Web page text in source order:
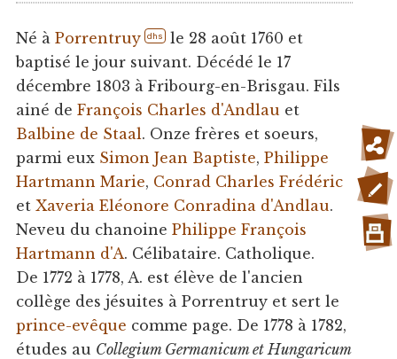
Né à Porrentruy dhs le 28 août 1760 et
baptisé le jour suivant. Décédé le 17
décembre 1803 à Fribourg-en-Brisgau. Fils
ainé de François Charles d'Andlau et
Balbine de Staal. Onze frères et soeurs,
parmi eux Simon Jean Baptiste, Philippe
Hartmann Marie, Conrad Charles Frédéric
et Xaveria Eléonore Conradina d'Andlau.
Neveu du chanoine Philippe François
Hartmann d'A. Célibataire. Catholique.
De 1772 à 1778, A. est élève de l'ancien
collège des jésuites à Porrentruy et sert le
prince-evêque comme page. De 1778 à 1782,
études au Collegium Germanicum et Hungaricum